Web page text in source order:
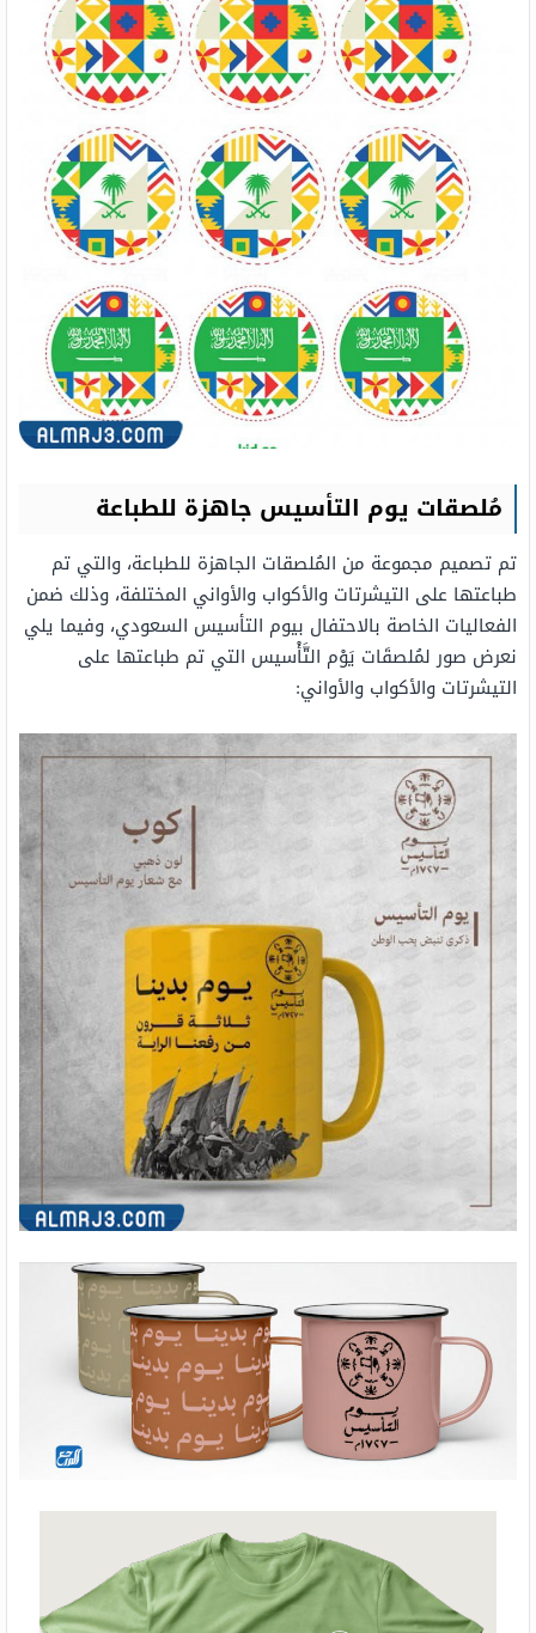
مُلصقات يوم التأسيس جاهزة للطباعة
تم تصميم مجموعة من المُلصقات الجاهزة للطباعة، والتي تم
طباعتها على التيشرتات والأكواب والأواني المختلفة، وذلك ضمن
الفعاليات الخاصة بالاحتفال بيوم التأسيس السعودي، وفيما يلي
نعرض صور لمُلصقَات يَوْم التَّأْسيس التي تم طباعتها على
التيشرتات والأكواب والأواني: